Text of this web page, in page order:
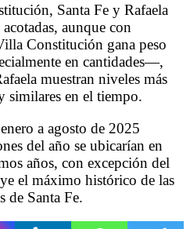
Santa Fe y Rafaela
aunque con
Constitución gana peso
en cantidades—,
muestran niveles más
similares en el tiempo.
a agosto de 2025
del año se ubicarían en
años, con excepción del
el máximo histórico de las
de Santa Fe.